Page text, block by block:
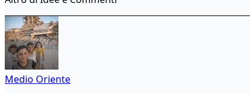
Medio Oriente